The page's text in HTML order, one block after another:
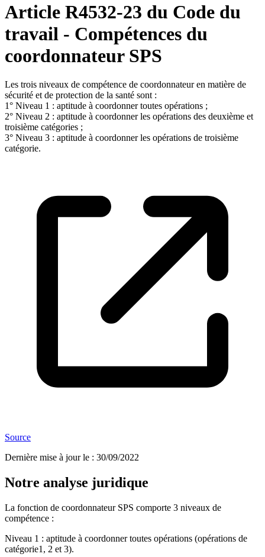
Article R4532-23 du Code du
travail - Compétences du
coordonnateur SPS
Les trois niveaux de compétence de coordonnateur en matière de
sécurité et de protection de la santé sont :
1° Niveau 1 : aptitude à coordonner toutes opérations ;
2° Niveau 2 : aptitude à coordonner les opérations des deuxième et
troisième catégories ;
3° Niveau 3 : aptitude à coordonner les opérations de troisième
catégorie.
Source
Dernière mise à jour le : 30/09/2022
Notre analyse juridique
La fonction de coordonnateur SPS comporte 3 niveaux de
compétence :
Niveau 1 : aptitude à coordonner toutes opérations (opérations de
catégorie1, 2 et 3).